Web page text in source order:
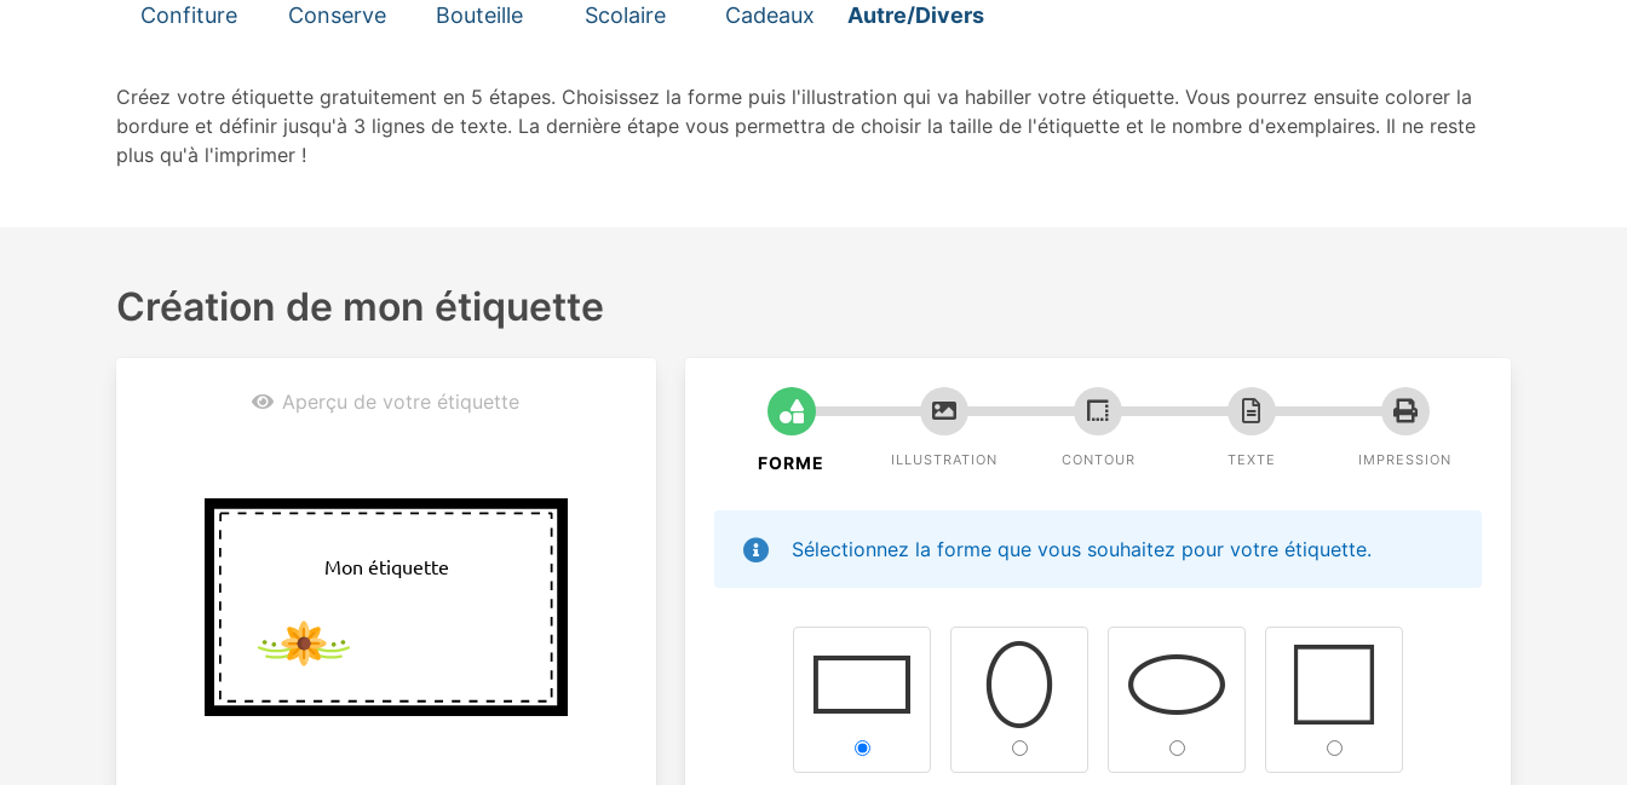
Confiture Conserve Bouteille Scolaire Cadeaux Autre/Divers
Créez votre étiquette gratuitement en 5 étapes. Choisissez la forme puis l'illustration qui va habiller votre étiquette. Vous pourrez ensuite colorer la
bordure et définir jusqu'à 3 lignes de texte. La dernière étape vous permettra de choisir la taille de l'étiquette et le nombre d'exemplaires. Il ne reste
plus qu'à l'imprimer !
Création de mon étiquette
Aperçu de votre étiquette
Mon étiquette
FORME ILLUSTRATION CONTOUR TEXTE IMPRESSION
Sélectionnez la forme que vous souhaitez pour votre étiquette.